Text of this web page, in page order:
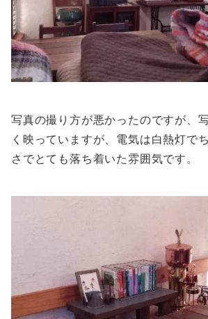
写真の撮り方が悪かったのですが、
く映っていますが、電気は白熱灯で
さでとても落ち着いた雰囲気です。